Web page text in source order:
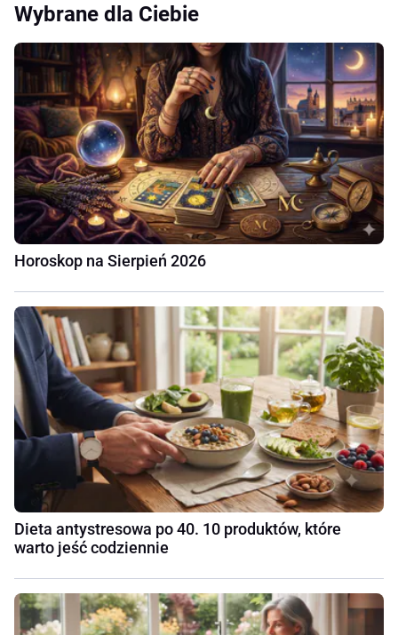
Wybrane dla Ciebie
Horoskop na Sierpień 2026
Dieta antystresowa po 40. 10 produktów, które
warto jeść codziennie